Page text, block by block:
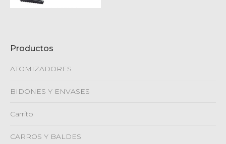
Productos
ATOMIZADORES
BIDONES Y ENVASES
Carrito
CARROS Y BALDES